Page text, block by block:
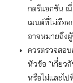
กดรีแอกชัน เ
เมนต์ที่ไม่ดีออ
อาจหมายถึง
ควรตรวจสอบ
หัวข้อ “เกี่ยว
หรือไม่และไป